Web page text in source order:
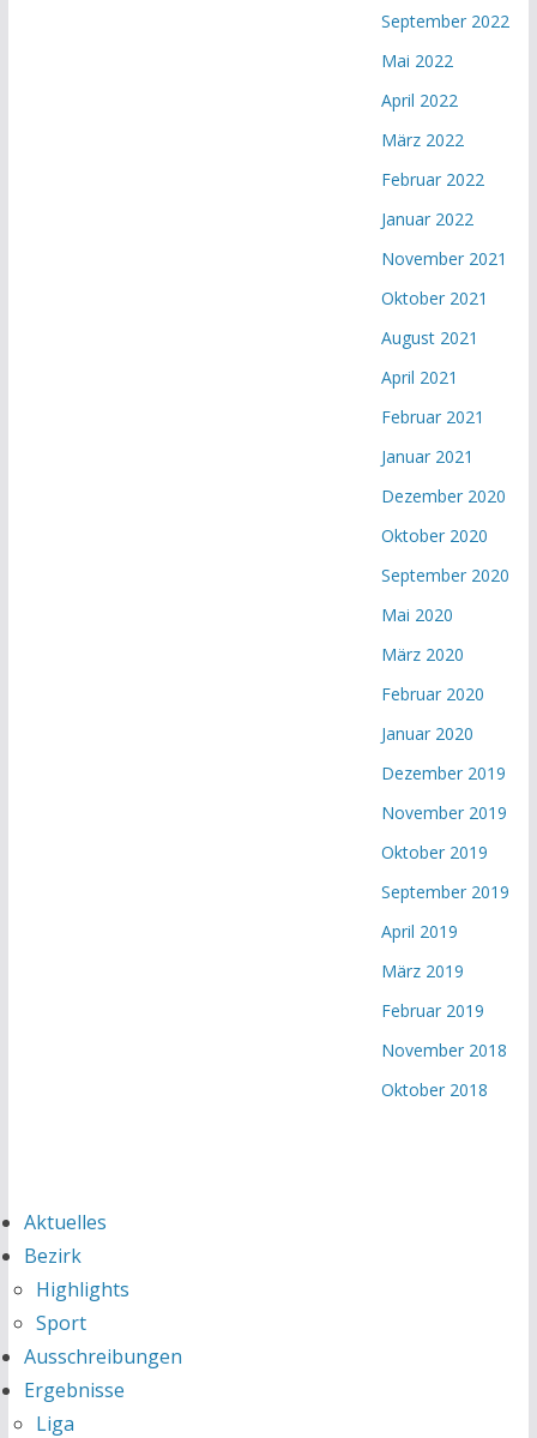
September 2022
Mai 2022
April 2022
März 2022
Februar 2022
Januar 2022
November 2021
Oktober 2021
August 2021
April 2021
Februar 2021
Januar 2021
Dezember 2020
Oktober 2020
September 2020
Mai 2020
März 2020
Februar 2020
Januar 2020
Dezember 2019
November 2019
Oktober 2019
September 2019
April 2019
März 2019
Februar 2019
November 2018
Oktober 2018
Aktuelles
Bezirk
Highlights
Sport
Ausschreibungen
Ergebnisse
Liga